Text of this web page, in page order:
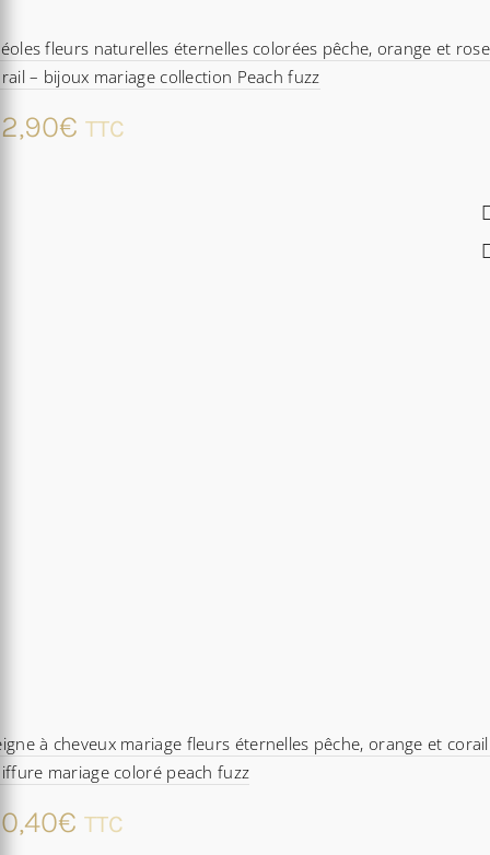
fleurs naturelles éternelles colorées pêche, orange et rose
– bijoux mariage collection Peach fuzz
€ TTC
à cheveux mariage fleurs éternelles pêche, orange et
mariage coloré peach fuzz
€ TTC